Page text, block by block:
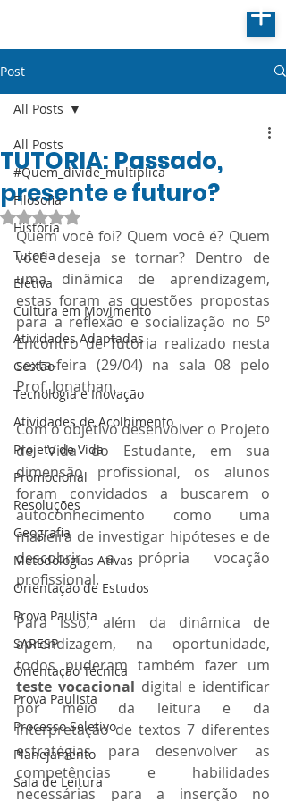
Post
All Posts
#Quem_divide_multiplica
Filosofia
História
Tutoria
Eletiva
Cultura em Movimento
Atividades Adaptadas
Gestão
Tecnologia e Inovação
Atividades de Acolhimento
Projeto de Vida
Promocional
Resoluções
Geografia
Metodologias Ativas
Orientação de Estudos
Prova Paulista
SARESP
Orientação Técnica
Prova Paulista
Processo Seletivo
Planejamento
Sala de Leitura
All Posts
TUTORIA: Passado,
presente e futuro?
Avaliado com NaN de 5 estrelas.
Quem você foi? Quem você é? Quem
você deseja se tornar? Dentro de
uma dinâmica de aprendizagem,
estas foram as questões propostas
para a reflexão e socialização no 5º
Encontro de Tutoria realizado nesta
sexta-feira (29/04) na sala 08 pelo
Prof. Jonathan.
Com o objetivo desenvolver o Projeto
de Vida do Estudante, em sua
dimensão profissional, os alunos
foram convidados a buscarem o
autoconhecimento como uma
maneira de investigar hipóteses e de
descobrir a própria vocação
profissional.
Para isso, além da dinâmica de
aprendizagem, na oportunidade,
teste vocacional digital e identificar
por meio da leitura e da
interpretação de textos 7 diferentes
estratégias para desenvolver as
competências e habilidades
necessárias para a inserção no